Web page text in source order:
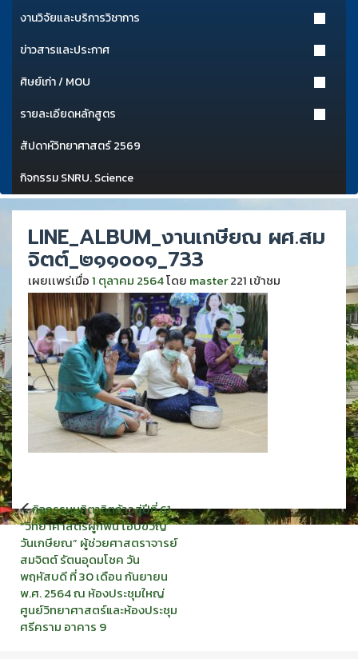
งานวิจัยและบริการวิชาการ
ข่าวสารและประกาศ
ศิษย์เก่า / MOU
รายละเอียดหลักสูตร
สัปดาห์วิทยาศาสตร์ 2569
กิจกรรม SNRU. Science
LINE_ALBUM_งานเกษียณ ผศ.สม
จิตต์_๒๑๑๐๐๑_733
เผยเเพร่เมื่อ1 ตุลาคม 2564โดย master221 เข้าชม
แนะแนว
เรื่อง
กิจกรรมมุทิตาจิตก้าวสู่ปีที่ 61
“วิทยาศาสตร์ผูกพัน โอบขวัญ
วันเกษียณ” ผู้ช่วยศาสตราจารย์
สมจิตต์ รัตนอุดมโชค วัน
พฤหัสบดี ที่ 30 เดือน กันยายน
พ.ศ. 2564 ณ ห้องประชุมใหญ่
ศูนย์วิทยาศาสตร์และห้องประชุม
ศรีคราม อาคาร 9